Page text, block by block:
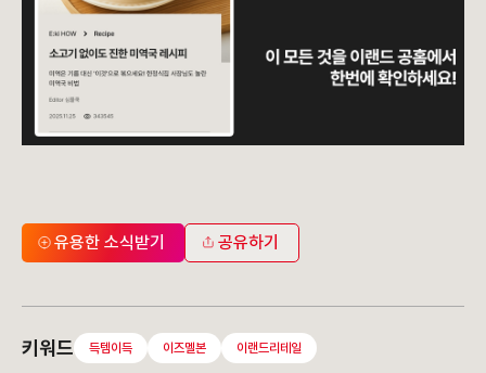
유용한 소식받기 공유하기
키워드 득템이득 이즈멜본 이랜드리테일